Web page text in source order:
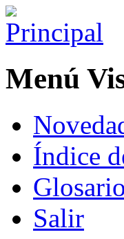
Menú
Índice
Glosario
Salir